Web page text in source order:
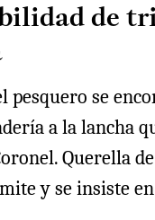
de
pesquero se
a la lancha
Querella
y se insiste